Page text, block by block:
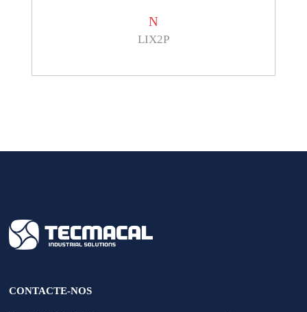
N
LIX2P
CONTACTE-NOS